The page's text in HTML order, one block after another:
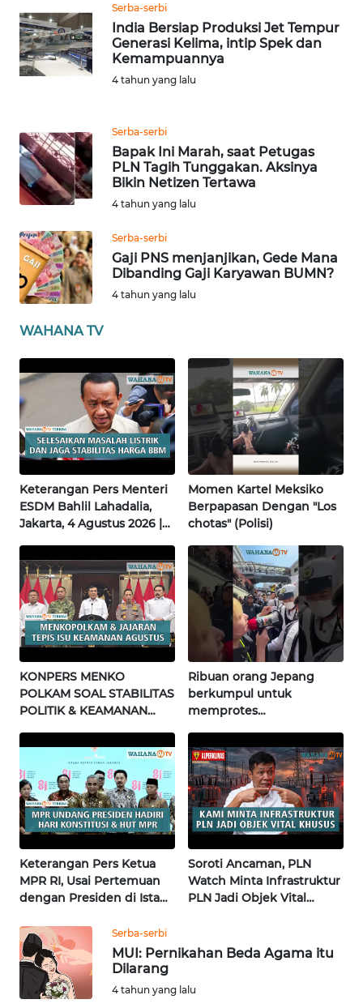
Serba-serbi
India Bersiap Produksi Jet Tempur
Generasi Kelima, intip Spek dan
Kemampuannya
4 tahun yang lalu
Serba-serbi
Bapak Ini Marah, saat Petugas
PLN Tagih Tunggakan. Aksinya
Bikin Netizen Tertawa
4 tahun yang lalu
Serba-serbi
Gaji PNS menjanjikan, Gede Mana
Dibanding Gaji Karyawan BUMN?
4 tahun yang lalu
WAHANA TV
Keterangan Pers Menteri
ESDM Bahlil Lahadalia,
Jakarta, 4 Agustus 2026 |
Momen Kartel Meksiko
Berpapasan Dengan "Los
chotas" (Polisi)
KONPERS MENKO
POLKAM SOAL STABILITAS
POLITIK & KEAMANAN
Terkini
Ribuan orang Jepang
berkumpul untuk
memprotes
pertama di Fujisawa
Keterangan Pers Ketua
MPR RI, Usai Pertemuan
dengan Presiden di Istana
Soroti Ancaman, PLN
Watch Minta Infrastruktur
PLN Jadi Objek Vital
Serba-serbi
MUI: Pernikahan Beda Agama itu
Dilarang
4 tahun yang lalu
SERAMBI
WN
SULTRA
WN
NTB
WN
SULTENG
WN
SULBAR
BABEL
WN
SUMBAR
WN
SUMSEL
WN
BENGKULU
WN
LAMPUNG
JATENG
NUSANTARA
WN
JOGJA
WN
JATIM
WN
BALI
WN
KALBAR